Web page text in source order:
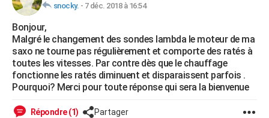
Retraite
Impôts
Epargne
Immobilier
Risques naturels par ville
Banque
Assurance
Crédit
AUTO
Essais
Réserver un essai
Citadines
Berlines
SUV
Forum auto
+HIGH-TECH
Mobiles
Meilleur smartphone
Internet
Ordinateurs
Jeux vidéo
Guide high-tech
+BRICOLAGE
Forum
Aménagement intérieur
Extérieur
Cuisine
Salle de bains
Jardinage
Rangement
WEEK-END
Guides de France
Escapades
Patrimoine
Expositions
Musées
Week-end nature
LIFESTYLE
snocky. - 7 déc. 2018 à 16:54
Bonjour,
Malgré le changement des sondes lambda le moteur de ma
saxo ne tourne pas régulièrement et comporte des ratés à
toutes les vitesses. Par contre dès que le chauffage
fonctionne les ratés diminuent et disparaissent parfois .
Pourquoi? Merci pour toute réponse qui sera la bienvenue
Répondre (1) Partager